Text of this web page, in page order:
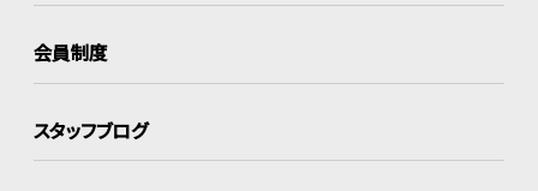
会員制度
スタッフブログ